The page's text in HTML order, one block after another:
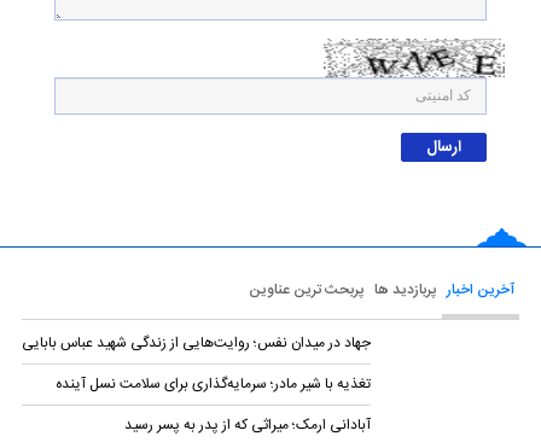
آخرین اخبار پربازدید ها پربحث ترین عناوین
جهاد در میدان نفس؛ روایت‌هایی از زندگی شهید عباس بابایی
تغذیه با شیر مادر؛ سرمایه‌گذاری برای سلامت نسل آینده
آبادانی ارمک؛ میراثی که از پدر به پسر رسید